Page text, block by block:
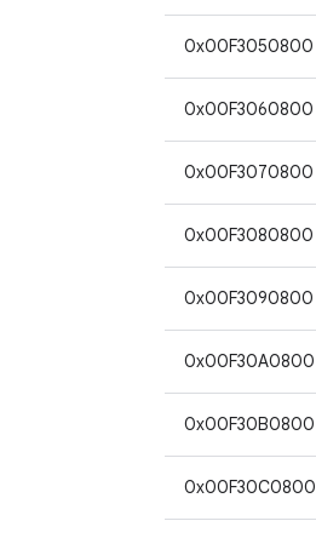
0x00F3050800
0x00F3060800
0x00F3070800
0x00F3080800
0x00F3090800
0x00F30A0800
0x00F30B0800
0x00F30C0800